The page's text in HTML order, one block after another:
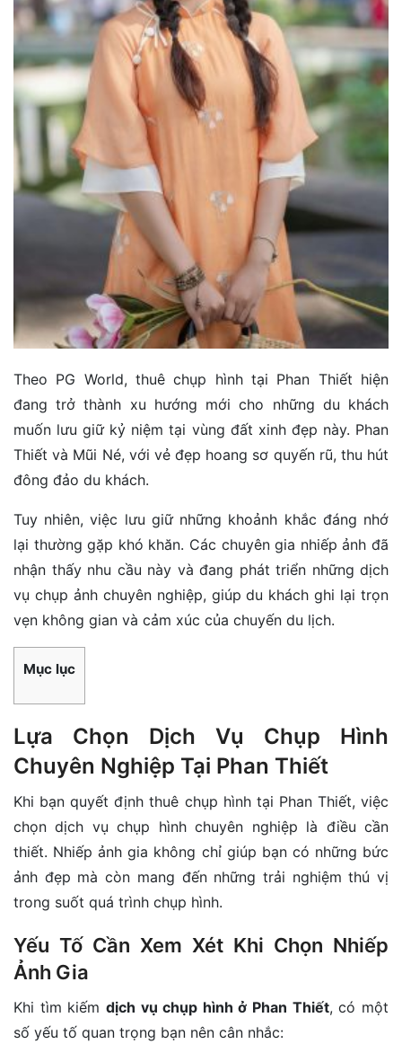
Theo PG World, thuê chụp hình tại Phan Thiết hiện
đang trở thành xu hướng mới cho những du khách
muốn lưu giữ kỷ niệm tại vùng đất xinh đẹp này. Phan
Thiết và Mũi Né, với vẻ đẹp hoang sơ quyến rũ, thu hút
đông đảo du khách.
Tuy nhiên, việc lưu giữ những khoảnh khắc đáng nhớ
lại thường gặp khó khăn. Các chuyên gia nhiếp ảnh đã
nhận thấy nhu cầu này và đang phát triển những dịch
vụ chụp ảnh chuyên nghiệp, giúp du khách ghi lại trọn
vẹn không gian và cảm xúc của chuyến du lịch.
Mục lục
Lựa Chọn Dịch Vụ Chụp Hình
Chuyên Nghiệp Tại Phan Thiết
Khi bạn quyết định thuê chụp hình tại Phan Thiết, việc
chọn dịch vụ chụp hình chuyên nghiệp là điều cần
thiết. Nhiếp ảnh gia không chỉ giúp bạn có những bức
ảnh đẹp mà còn mang đến những trải nghiệm thú vị
trong suốt quá trình chụp hình.
Yếu Tố Cần Xem Xét Khi Chọn Nhiếp
Ảnh Gia
Khi tìm kiếm dịch vụ chụp hình ở Phan Thiết, có một
số yếu tố quan trọng bạn nên cân nhắc: